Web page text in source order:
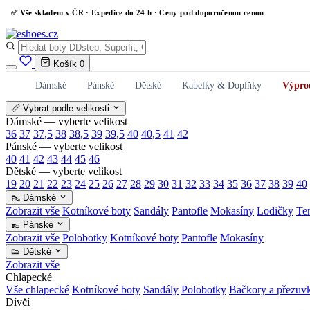
✅ Vše skladem v ČR · Expedice do 24 h · Ceny pod doporučenou cenou
Košík 0
Dámské Pánské Dětské Kabelky & Doplňky
📏 Vybrat podle velikosti
Dámské — vyberte velikost
36 37 37,5 38 38,5 39 39,5 40 40,5 41 42
Pánské — vyberte velikost
40 41 42 43 44 45 46
Dětské — vyberte velikost
19 20 21 22 23 24 25 26 27 28 29 30 31 32 33 34 35 36 37 38 39 40
👠 Dámské
Zobrazit vše Kotníkové boty Sandály Pantofle Mokasíny Lodičky
👞 Pánské
Zobrazit vše Polobotky Kotníkové boty Pantofle Mokasíny
👟 Dětské
Zobrazit vše
Chlapecké
Vše chlapecké Kotníkové boty Sandály Polobotky Bačkory a
Dívčí